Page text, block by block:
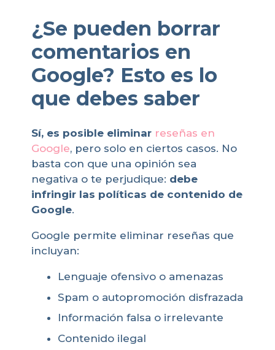
¿Se pueden borrar
comentarios en
Google? Esto es lo
que debes saber
Sí, es posible eliminar reseñas en
Google, pero solo en ciertos casos. No
basta con que una opinión sea
negativa o te perjudique: debe
infringir las políticas de contenido de
Google.
Google permite eliminar reseñas que
incluyan:
Lenguaje ofensivo o amenazas
Spam o autopromoción disfrazada
Información falsa o irrelevante
Contenido ilegal